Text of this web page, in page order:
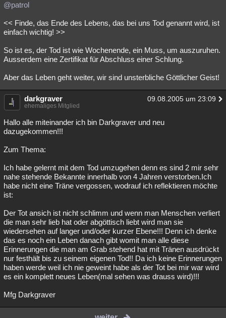
@patrol
<< Finde, das Ende des Lebens, das bei uns Tod genannt wird, ist
einfach wichtig! >>
So ist es, der Tod ist wie Wochenende, ein Muss, um auszuruhen.
Ausserdem eine Zertifikat für Abschluss einer Schlung.
Aber das Leben geht weiter, wir sind unsterbliche Göttlicher Geist!
darkgraver 09.08.2005 um 23:09
ehemaliges Mitglied
Hallo alle miteinander ich bin Darkgraver und neu
dazugekommen!!!
Zum Thema:
Ich habe gelernt mit dem Tod umzugehen denn es sind 2 mir sehr
nahe stehende Bekannte innerhalb von 4 Jahren verstorben.Ich
habe nicht eine Träne vergossen, wodrauf ich reflektieren möchte
ist:
Der Tot ansich ist nicht schlimm und wenn man Menschen verliert
die man sehr lieb hat oder abgöttisch liebt wird man sie
wiedersehen auf langer und/oder kurzer Ebene!!! Denn ich denke
das es noch ein Leben danach gibt womit man alle diese
Erinnerungen die man am Grab stehend hat mit Tränen ausdrückt
nur festhält bis zu seinem eigenen Tod!! Da ich keine Erinnerungen
haben werde weil ich nie geweint habe als der Tot bei mir war wird
es ein komplett neues Leben(mal sehen was drauss wird)!!!
Mfg Darkgraver